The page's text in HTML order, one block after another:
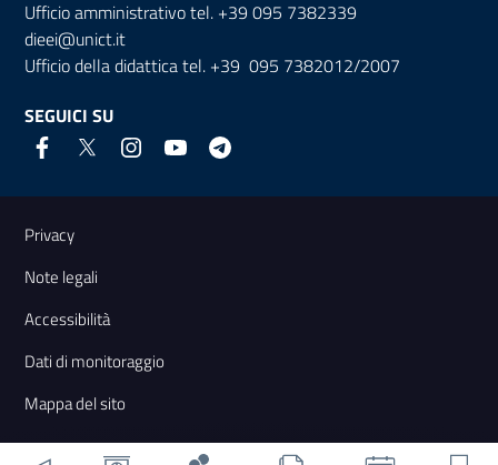
Ufficio amministrativo tel. +39 095 7382339
dieei@unict.it
Ufficio della didattica tel. +39 095 7382012/2007
SEGUICI SU
Link e informazioni utili
Privacy
Note legali
Accessibilità
Dati di monitoraggio
Mappa del sito